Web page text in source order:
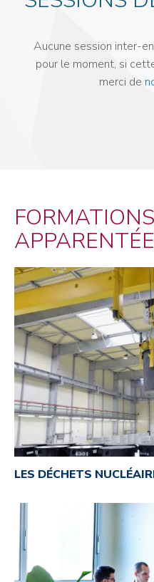
Aucune session inter-
pour le moment, si
merci de
FORMATIONS
LES DÉCHETS